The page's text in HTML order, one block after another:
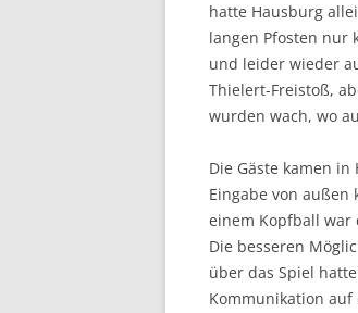
hatte Hausburg
langen Pfosten nur
und leider wieder
Thielert-Freistoß,
wurden wach, wo
Die Gäste kamen
Eingabe von außen
einem Kopfball war
Die besseren
über das Spiel
Kommunikation auf